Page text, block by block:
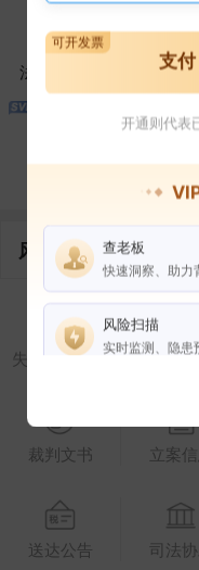
1
法定代表人 对外投
控制企业 所属
风险信息
失信被执行人 被执
裁判文书 立案
送达公告 司法协
支付
可开发票
开通则代表
查老板
快速洞察、助力
风险扫描
实时监测、隐患
权益说明